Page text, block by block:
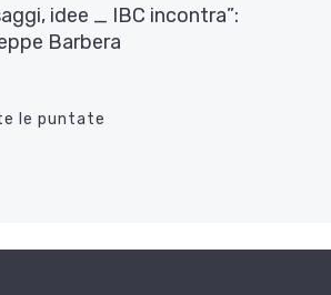
idee _ IBC incontra”:
Barbera
le puntate